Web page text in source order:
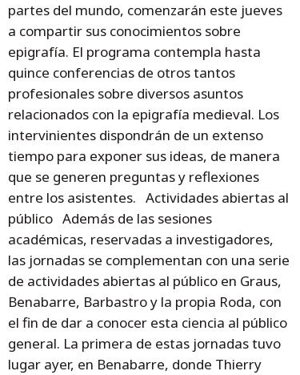
partes del mundo, comenzarán este jueves
a compartir sus conocimientos sobre
epigrafía. El programa contempla hasta
quince conferencias de otros tantos
profesionales sobre diversos asuntos
relacionados con la epigrafía medieval. Los
intervinientes dispondrán de un extenso
tiempo para exponer sus ideas, de manera
que se generen preguntas y reflexiones
entre los asistentes. Actividades abiertas al
público Además de las sesiones
académicas, reservadas a investigadores,
las jornadas se complementan con una serie
de actividades abiertas al público en Graus,
Benabarre, Barbastro y la propia Roda, con
el fin de dar a conocer esta ciencia al público
general. La primera de estas jornadas tuvo
lugar ayer, en Benabarre, donde Thierry